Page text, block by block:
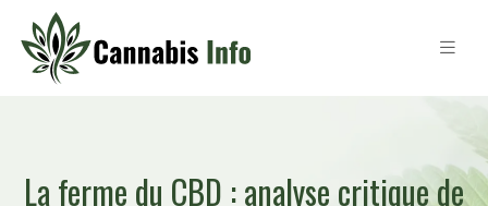
La ferme du CBD : analyse critique de